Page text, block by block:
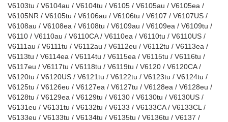
V6103tu / V6104au / V6104tu / V6105 / V6105au / V6105ea /
V6105NR / V6105tu / V6106au / V6106tu / V6107 / V6107US /
V6108au / V6108ea / V6108tu / V6109au / V6109ea / V6109tu /
V6110 / V6110au / V6110CA / V6110ea / V6110tu / V6110US /
V6111au / V6111tu / V6112au / V6112eu / V6112tu / V6113ea /
V6113tu / V6114ea / V6114tu / V6115ea / V6115tu / V6116tu /
V6117eu / V6117tu / V6118tu / V6119tu / V6120 / V6120CA /
V6120tu / V6120US / V6121tu / V6122tu / V6123tu / V6124tu /
V6125tu / V6126eu / V6127ea / V6127tu / V6128ea / V6128eu /
V6128tu / V6129ea / V6129tu / V6130 / V6130tu / V6130US /
V6131eu / V6131tu / V6132tu / V6133 / V6133CA / V6133CL /
V6133eu / V6133tu / V6134tu / V6135tu / V6136tu / V6137 /